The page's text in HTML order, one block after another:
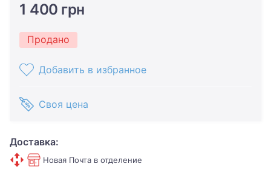
1 400 грн
Продано
Добавить в избранное
Своя цена
Доставка:
Новая Почта в отделение